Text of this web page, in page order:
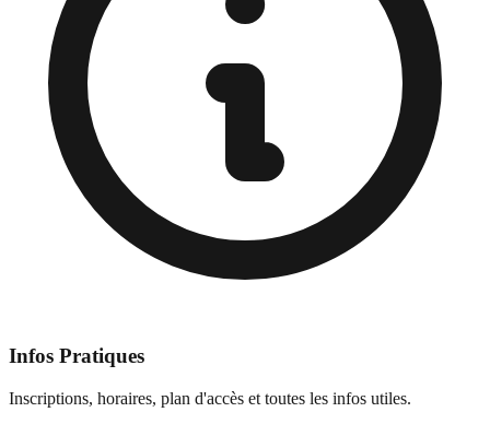
Infos Pratiques
Inscriptions, horaires, plan d'accès et toutes les infos utiles.